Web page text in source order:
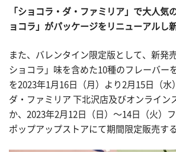
「ショコラ・ダ・ファミリア」で大人気
ョコラ」がパッケージをリニューアルし
また、バレンタイン限定版として、新発
ショコラ」味を含めた10種のフレーバー
を2023年1月16日（月）より2月15日（水
ダ・ファミリア 下北沢店及びオンライン
か、2023年2月12日（日）〜14日（火）
ポップアップストアにて期間限定販売する